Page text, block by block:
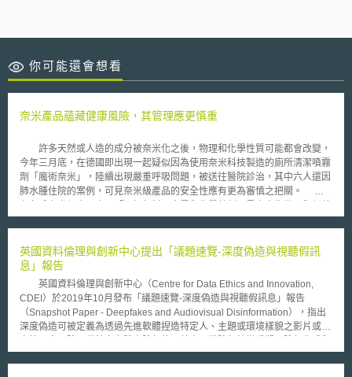
你可能還會想看
奈米產品蘊藏健康風險，其管理應更慎重
許多天然或人造的成分被奈米化之後，物理和化學性質可能都會改變，
今年三月底，在德國即出現一起疑似因為使用奈米科技製造的廁所清潔噴霧
劑「魔術奈米」，陸續出現嚴重呼吸問題，被送往醫院診治，其中六人還因
肺水腫住院的案例，可見奈米級產品的安全性應有更為審慎之把關。
品對人體健康的最大變數！」美國 FDA 規定， 1 到 100 奈米（ nm ）微粒
屬成分，傳統粗顆粒的防曬用品，利用二氧化鈦擋住紫外線傷害皮膚，但鈦
成分變成超細微粒，進入皮膚底層後會不會沈澱、累積，衍生皮膚癌、中毒
或過敏病變？或經由血液沈積在內臟？目前都沒有具公信力驗證單位可以說
明。各式化妝品調色的顏料，以及美白等用途的化學藥劑也被奈米化，對塑
造時下流行的「裸妝」效果，確實很有幫助，不過，一旦這些化學製成的奈
米微粒粒徑小於 50 到 80 奈米，也就是小於角質細胞的間隙，就會對皮膚
造成傷害。至於奈米化的蜜粉和粉餅，可能因為撲粉過程把奈米微粒吸入肺
品、保養品要上市販售之前，必須完成醫學上的病理實驗，不要把人當白老
英國資料倫理與創新中心提出「議題速覽-深度偽造與視聽假訊
息」報告
英國資料倫理與創新中心（Centre for Data Ethics and Innovation,
CDEI）於2019年10月發布「議題速覽-深度偽造與視聽假訊息」報告
（Snapshot Paper - Deepfakes and Audiovisual Disinformation），指出
深度偽造可被定義為透過先進軟體捏造特定人、主題或環境樣貌之影片或聲
聲音生成之功能。而隨相關技術逐漸成熟將難辨網路視聽影像之真偽，故